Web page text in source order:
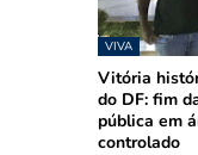
VIVA
Vitória
do DF: fim
pública em
controlado